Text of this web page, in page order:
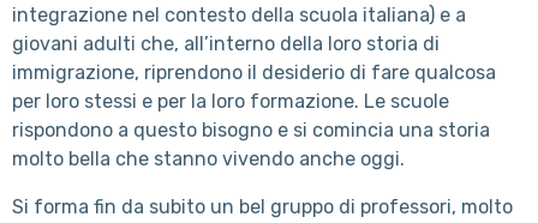
integrazione nel contesto della scuola italiana) e a
giovani adulti che, all’interno della loro storia di
immigrazione, riprendono il desiderio di fare qualcosa
per loro stessi e per la loro formazione. Le scuole
rispondono a questo bisogno e si comincia una storia
molto bella che stanno vivendo anche oggi.
Si forma fin da subito un bel gruppo di professori, molto